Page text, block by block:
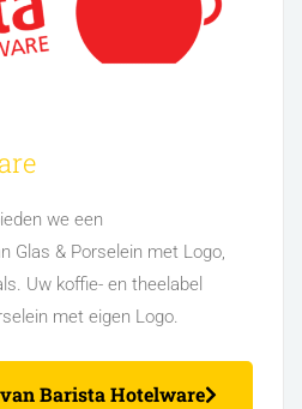
we een
Glas & Porselein met Logo,
Uw koffie- en theelabel
met eigen Logo.
Barista Hotelware